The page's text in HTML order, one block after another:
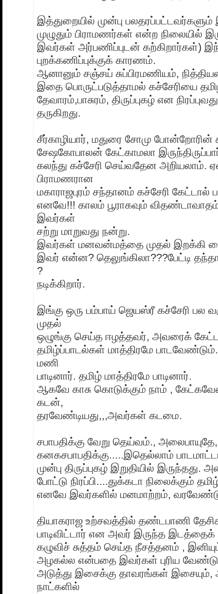
இத்துறையில் முன்பு
முழுதும் பிராமணர்கள் என்ற நிலையில்
இவர்கள் அர்பணிப்புடன் கற்கிறார்கள்)
புறக்கணிப்புக்குக் காரணம்.
ஆனானும் சஞ்சய் சுப்பிரமணியம்,
இதை பொருட்படுத்தாமல் கச்சேரியை
தேவாரம்,பாசுரம், திருப்புகழ் என
தருகிறது.
சீர்காழியார், மதுரை சோமு போன்றோரின்
சேஷகோபாலன் கேட்காமலா
கலந்து கச்சேரி செய்வதேன அறியலாம்.
பிராமணரான
மகாராஜபுரம் சந்தானம் கச்சேரி கேட்டால்
எனவே!!! காலம் பூராகவும் விதண்டாவாதம்
இவர்கள்
சற்று மாறுவது நன்று.
இவர்கள் மனவன்மத்தை முதல் இறக்கி
இவர் என்ன? தெலுங்கிலா???பேட்டி
?
நடிக்கிறார்.
இங்கு ஒரு பம்பாய் ஜெயஸ்ரீ கச்சேரி பல
முதல்
ஒழுங்கு செய்த ஈழத்தவர், அவரைக்
தமிழ்ப்பாடல்கள் மாத்திரமே பாடவேண்டும்.
மணி
பாடினார். தமிழ் மாத்திரமே பாடினார்.
ஆகவே காசு கொடுக்கும் நாம் ,
கடன்,
தரவேண்டியது,,,அவர்கள் கடமை.
சபாபதிக்கு வேறு தெய்வம்.,
கனகசபாபதிக்கு.....இதெல்லாம்
முன்பு திருப்புகழ் இறுதியில் இருந்தது.
போட்டு நிரப்பி....துக்கடா நிலைக்கும்
எனவே இவர்களில் மனமாற்றம்,
தியாகராஜ உற்சவத்தில் தண்டபாணி
பாடிவிட்டார் என அவர் இருந்த இடத்தைக்
கழுவிச் சுத்தம் செய்த நீசத்தனம் ,
அழகல்ல என்பதை இவர்கள் புரிய
அடுத்து இசைக்கு தாவரங்கள்
நாட்களில்